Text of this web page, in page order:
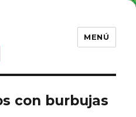
MENÚ
con burbujas